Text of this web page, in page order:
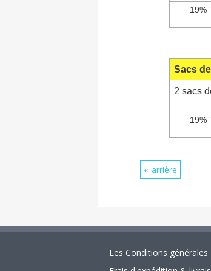
19%
Sacs
2 sacs
19%
arrière
Les Conditions générales